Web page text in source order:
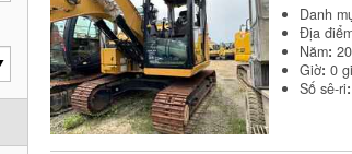
Danh
Địa
Năm:
Giờ: 0
Số sê-ri: